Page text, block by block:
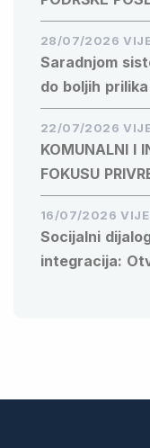
28/07/2026
Saradnjom
do boljih
22/07/2026
KOMUNALNI I
FOKUSU
16/07/2026
Socijalni
integracija: